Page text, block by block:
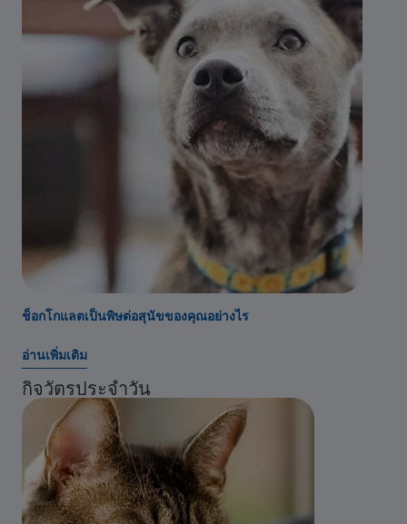
ช็อกโกแลตเป็นพิษต่อสุนัขของคุณอย่างไร
อ่านเพิ่มเติม
กิจวัตรประจำวัน